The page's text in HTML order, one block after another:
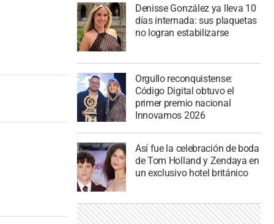
Denisse González ya lleva 10
días internada: sus plaquetas
no logran estabilizarse
Orgullo reconquistense:
Código Digital obtuvo el
primer premio nacional
Innovamos 2026
Así fue la celebración de boda
de Tom Holland y Zendaya en
un exclusivo hotel británico